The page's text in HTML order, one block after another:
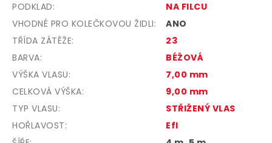
PODKLAD:
NA FILCU
VHODNÉ PRO KOLEČKOVOU ŽIDLI:
ANO
TŘÍDA ZÁTĚŽE:
23
BARVA:
BÉŽOVÁ
VÝŠKA VLASU:
7,00 mm
CELKOVÁ VÝŠKA:
9,00 mm
TYP VLASU:
STŘIŽENÝ VLAS
HOŘLAVOST:
Efl